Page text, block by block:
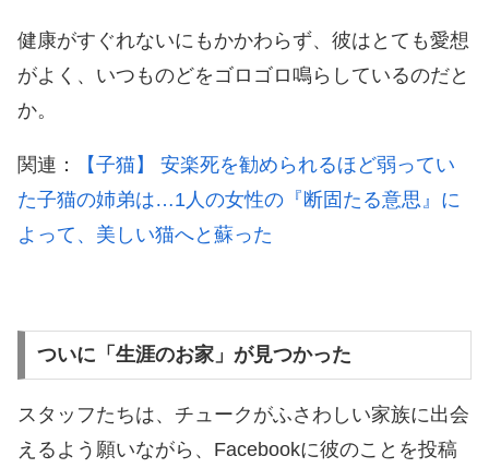
健康がすぐれないにもかかわらず、彼はとても愛想
がよく、いつものどをゴロゴロ鳴らしているのだと
か。
関連：
【子猫】 安楽死を勧められるほど弱ってい
た子猫の姉弟は…1人の女性の『断固たる意思』に
よって、美しい猫へと蘇った
ついに「生涯のお家」が見つかった
スタッフたちは、チュークがふさわしい家族に出会
えるよう願いながら、Facebookに彼のことを投稿